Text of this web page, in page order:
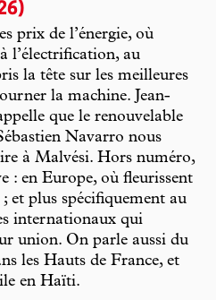
prix de l’énergie, où
l’électrification, au
la tête sur les meilleures
la machine. Jean-
que le renouvelable
Navarro nous
à Malvési. Hors numéro,
: en Europe, où fleurissent
et plus spécifiquement au
internationaux qui
union. On parle aussi du
les Hauts de France, et
en Haïti.